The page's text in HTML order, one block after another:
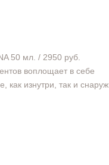
50 мл. / 2950 руб.
воплощает в себе
как изнутри, так и